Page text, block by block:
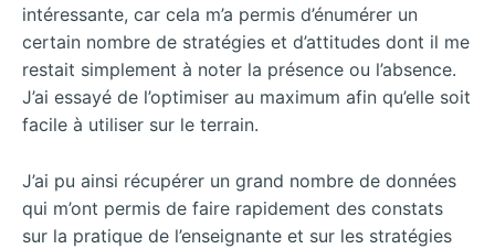
intéressante, car cela m’a permis d’énumérer un
certain nombre de stratégies et d’attitudes dont il me
restait simplement à noter la présence ou l’absence.
J’ai essayé de l’optimiser au maximum afin qu’elle soit
facile à utiliser sur le terrain.
J’ai pu ainsi récupérer un grand nombre de données
qui m’ont permis de faire rapidement des constats
sur la pratique de l’enseignante et sur les stratégies